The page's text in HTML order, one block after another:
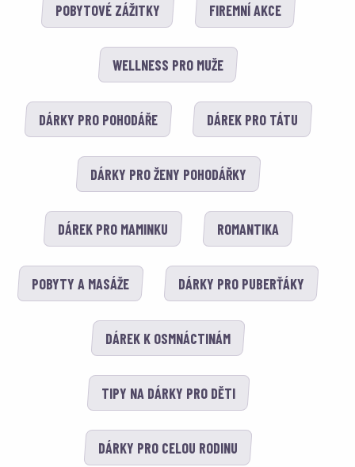
POBYTOVÉ ZÁŽITKY FIREMNÍ AKCE
WELLNESS PRO MUŽE
DÁRKY PRO POHODÁŘE DÁREK PRO TÁTU
DÁRKY PRO ŽENY POHODÁŘKY
DÁREK PRO MAMINKU ROMANTIKA
POBYTY A MASÁŽE DÁRKY PRO PUBERŤÁKY
DÁREK K OSMNÁCTINÁM
TIPY NA DÁRKY PRO DĚTI
DÁRKY PRO CELOU RODINU